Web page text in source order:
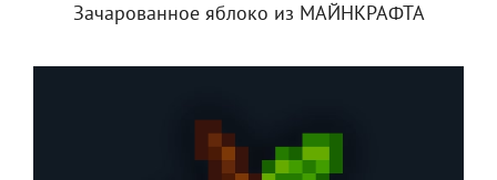
Зачарованное яблоко из МАЙНКРАФТА